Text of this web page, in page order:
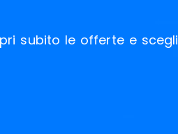
subito le offerte e scegli